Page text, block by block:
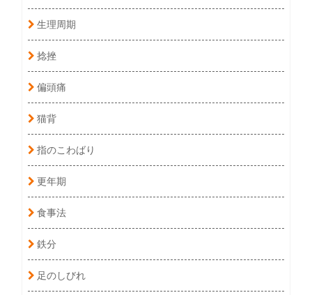
生理周期
捻挫
偏頭痛
猫背
指のこわばり
更年期
食事法
鉄分
足のしびれ